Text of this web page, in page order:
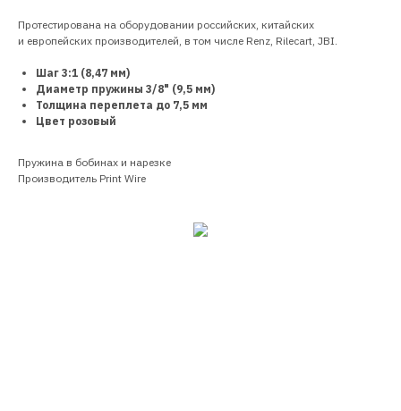
Протестирована на оборудовании российских, китайских
и европейских производителей, в том числе Renz, Rilecart, JBI.
Шаг 3:1 (8,47 мм)
Диаметр пружины 3/8" (9,5 мм)
Толщина переплета до 7,5 мм
Цвет розовый
Пружина в бобинах и нарезке
Производитель Print Wire